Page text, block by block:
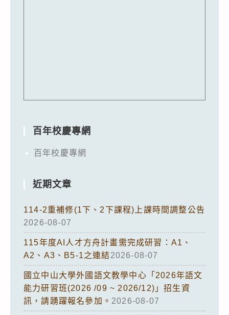
百年校慶專網
百年校慶專網
近期文章
114-2重補修(1下、2下課程)上課時間調整公告
2026-08-07
115年度AI人才方舟計畫需完成研習：A1、
A2、A3、B5-1之連結2026-08-07
國立中山大學外國語文教學中心「2026年語文
能力研習班(2026 /09 ~ 2026/12)」招生資
訊，請踴躍報名參加。 2026-08-07